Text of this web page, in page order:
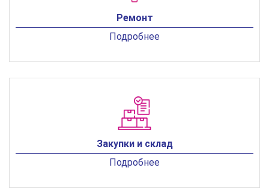
Ремонт
Подробнее
Закупки и склад
Подробнее